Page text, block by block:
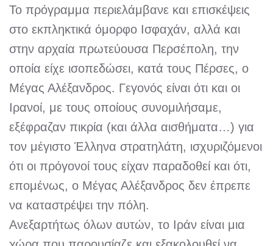
Το πρόγραμμα περιελάμβανε και επισκέψεις
στο εκπληκτικά όμορφο Ισφαχάν, αλλά και
στην αρχαία πρωτεύουσα Περσέπολη, την
οποία είχε ισοπεδώσει, κατά τους Πέρσες, ο
Μέγας Αλέξανδρος. Γεγονός είναι ότι και οι
Ιρανοί, με τους οποίους συνομιλήσαμε,
εξέφραζαν πικρία (και άλλα αισθήματα…) για
τον μέγιστο Έλληνα στρατηλάτη, ισχυριζόμενοι
ότι οι πρόγονοί τους είχαν παραδοθεί και ότι,
επομένως, ο Μέγας Αλέξανδρος δεν έπρεπε
να καταστρέψει την πόλη.
Ανεξαρτήτως όλων αυτών, το Ιράν είναι μια